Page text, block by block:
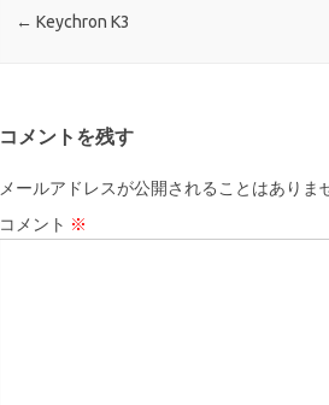
← Keychron K3
コメントを残す
メールアドレスが公開されることはありま
コメント ※